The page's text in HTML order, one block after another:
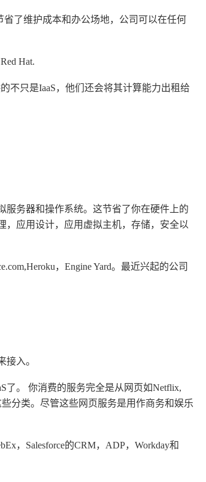
了维护成本和办公场地，公司可以在任何
Hat.
不只是IaaS，他们还会将其计算能力出租给
服务器和操作系统。这节省了你在硬件上的
，应用设计，应用虚拟主机，存储，安全以
，Engine Yard。最近兴起的公司
入。
了。 你消费的服务完全是从网页如Netflix,
些分类。尽管这些网页服务是用作商务和娱乐
，Salesforce的CRM，ADP，Workday和